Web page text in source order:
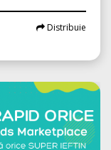
Distribuie